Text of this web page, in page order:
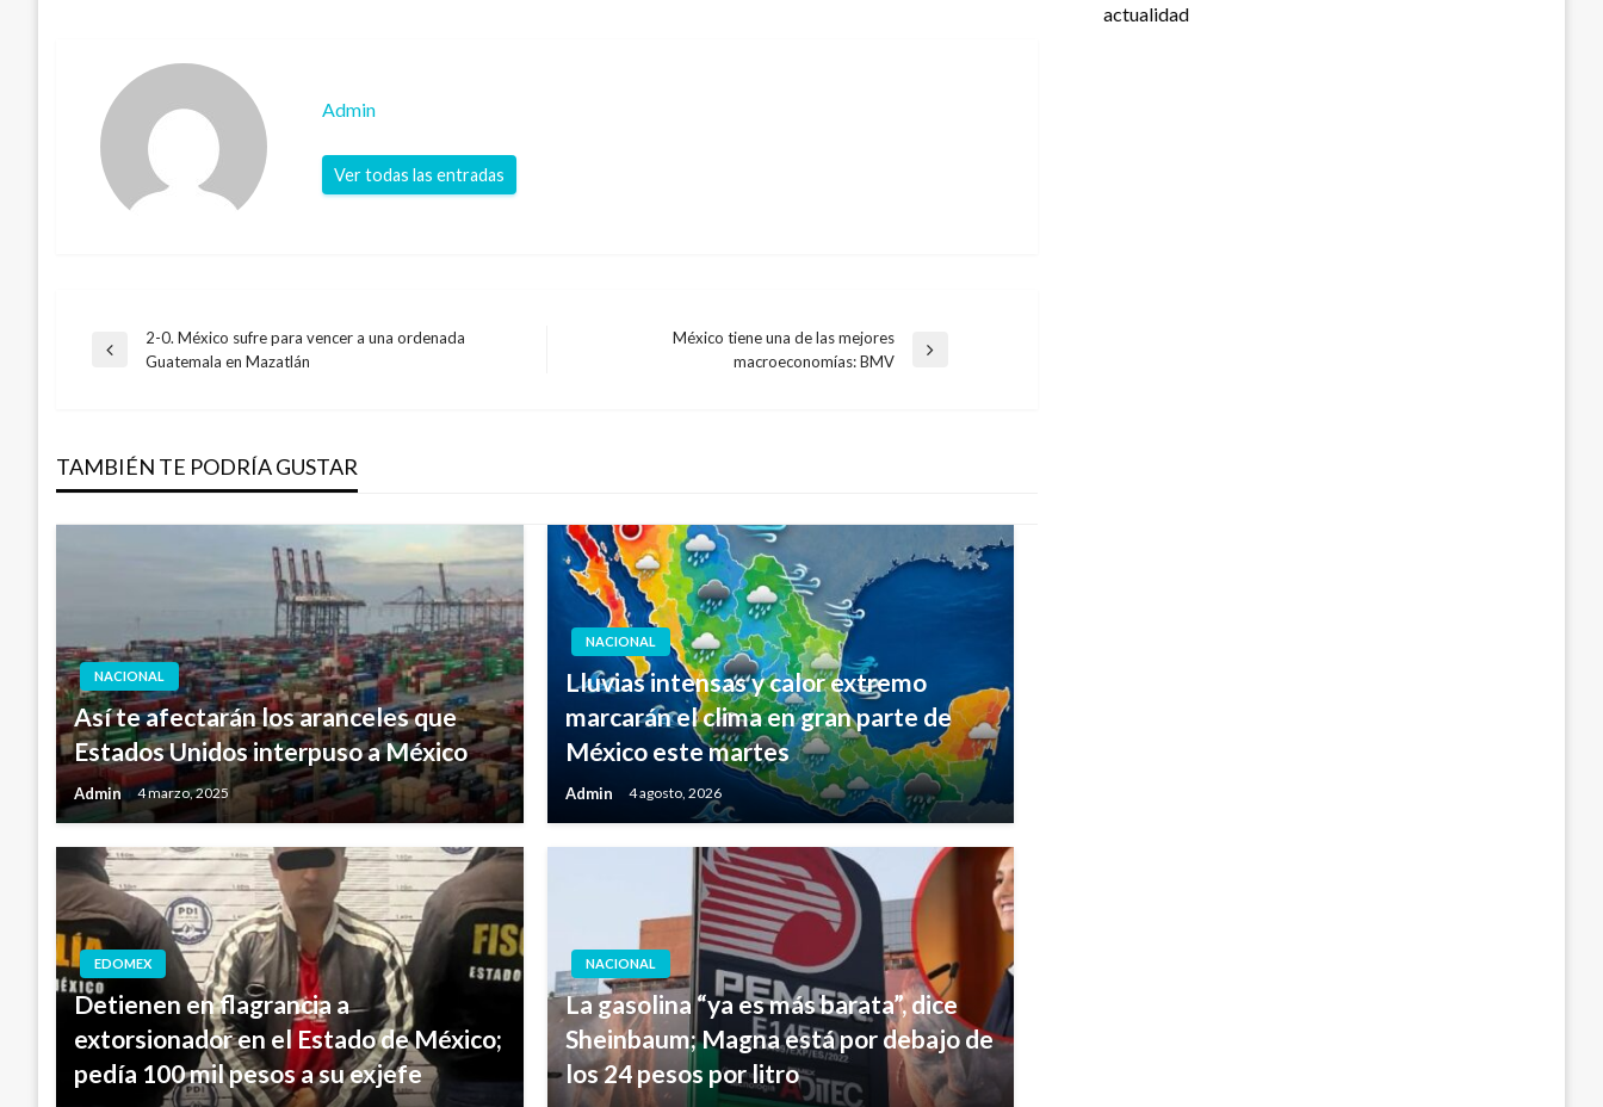
Admin
Ver todas las entradas
Navegación
entradas
Entrada
2-0. México sufre para vencer a una ordenada
Guatemala en Mazatlán
México tiene una de las mejores
macroeconomías: BMV
TAMBIÉN TE PODRÍA GUSTAR
NACIONAL
Así te afectarán los aranceles que
Estados Unidos interpuso a México
Admin 4 marzo, 2025
NACIONAL
Lluvias intensas y calor extremo
marcarán el clima en gran parte de
México este martes
Admin 4 agosto, 2026
EDOMEX
Detienen en flagrancia a
extorsionador en el Estado de México;
pedía 100 mil pesos a su exjefe
NACIONAL
La gasolina “ya es más barata”, dice
Sheinbaum; Magna está por debajo de
los 24 pesos por litro
actualidad